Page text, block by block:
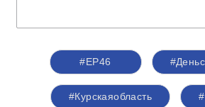
#ЕР46
#Курскаяобласть